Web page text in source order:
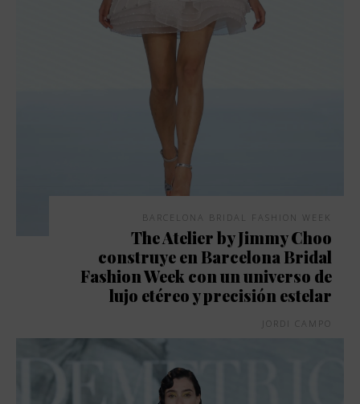
BARCELONA BRIDAL FASHION WEEK
The Atelier by Jimmy Choo
construye en Barcelona Bridal
Fashion Week con un universo de
lujo etéreo y precisión estelar
JORDI CAMPO